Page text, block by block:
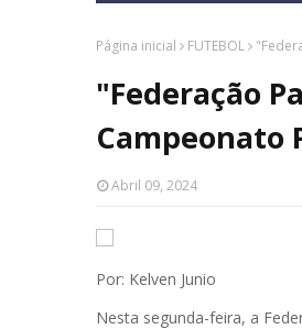
Página inicial FUTEBOL
"Federação
Campeonato
Abril 09, 2024
Por: Kelven Junio
Nesta segunda-feira, a